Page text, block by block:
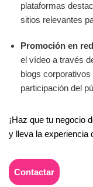
plataformas
sitios relevantes
Promoción en
el vídeo a través
blogs
participación del
¡Haz que tu negocio
y lleva la experiencia
Contactar